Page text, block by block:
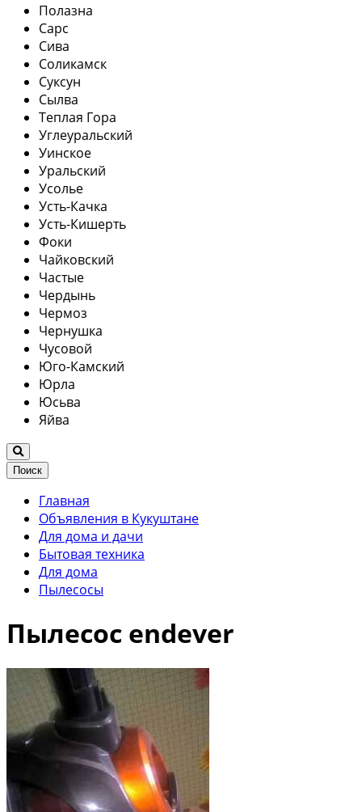
Полазна
Сарс
Сива
Соликамск
Суксун
Сылва
Теплая Гора
Углеуральский
Уинское
Уральский
Усолье
Усть-Качка
Усть-Кишерть
Фоки
Чайковский
Частые
Чердынь
Чермоз
Чернушка
Чусовой
Юго-Камский
Юрла
Юсьва
Яйва
Поиск
Главная
Объявления в Кукуштане
Для дома и дачи
Бытовая техника
Для дома
Пылесосы
Пылесос endever